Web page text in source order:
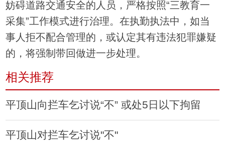
妨碍道路交通安全的人员，严格按照“三教育一
采集”工作模式进行治理。在执勤执法中，如当
事人拒不配合管理的，或认定其有违法犯罪嫌疑
的，将强制带回做进一步处理。
相关推荐
平顶山向拦车乞讨说“不” 或处5日以下拘留
平顶山对拦车乞讨说"不"